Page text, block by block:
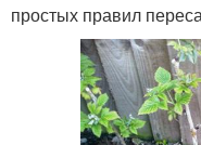
простых правил